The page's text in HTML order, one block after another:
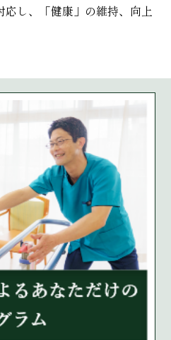
応し、「健康」の維持、向上